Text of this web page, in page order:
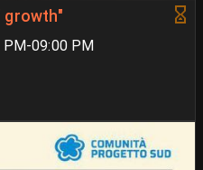
growth"
PM-09:00 PM